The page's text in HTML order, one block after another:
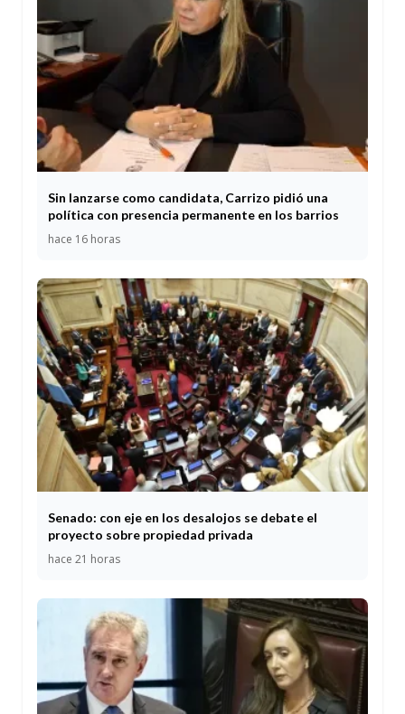
Sin lanzarse como candidata, Carrizo pidió una
política con presencia permanente en los barrios
hace 16 horas
Senado: con eje en los desalojos se debate el
proyecto sobre propiedad privada
hace 21 horas